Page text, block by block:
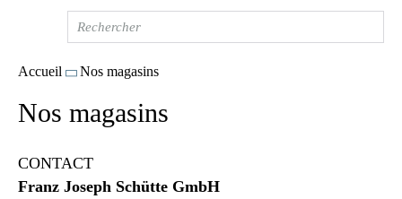
Accueil Nos magasins
Nos magasins
CONTACT
Franz Joseph Schütte GmbH